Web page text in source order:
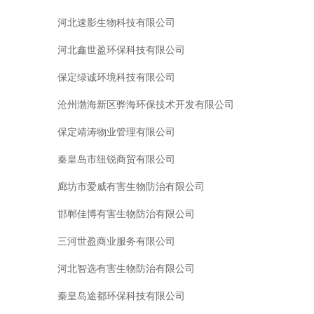
河北速影生物科技有限公司
河北鑫世盈环保科技有限公司
保定绿诚环境科技有限公司
沧州渤海新区骅海环保技术开发有限公司
保定靖涛物业管理有限公司
秦皇岛市纽锐商贸有限公司
廊坊市爱威有害生物防治有限公司
邯郸佳博有害生物防治有限公司
三河世盈商业服务有限公司
河北智选有害生物防治有限公司
秦皇岛途都环保科技有限公司